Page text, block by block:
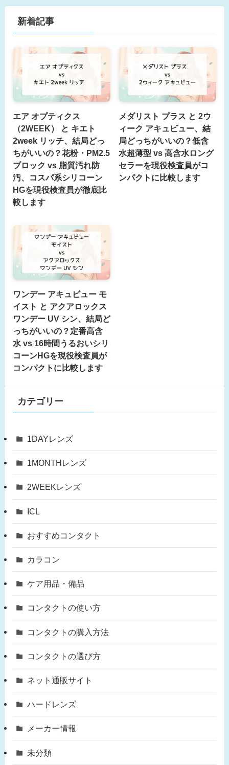
新着記事
エア オプティクス
（2WEEK） と キエト
2week リッチ、結局どっ
ちがいいの？花粉・PM2.5
ブロック vs 脂質汚れ防
汚、コスパ系シリコーン
HGを現役検査員が徹底比
較します
メダリスト プラス と 2ウ
ィーク アキュビュー、結
局どっちがいいの？低含
水超薄型 vs 高含水ロング
セラーを現役検査員がコ
ンパクトに比較します
ワンデー アキュビュー モ
イスト と アクアロックス
ワンデー UV シン、結局ど
っちがいいの？定番高含
水 vs 16時間うるおいシリ
コーンHGを現役検査員が
コンパクトに比較します
カテゴリー
1DAYレンズ
1MONTHレンズ
2WEEKレンズ
ICL
おすすめコンタクト
カラコン
ケア用品・備品
コンタクトの使い方
コンタクトの購入方法
コンタクトの選び方
ネット通販サイト
ハードレンズ
メーカー情報
未分類